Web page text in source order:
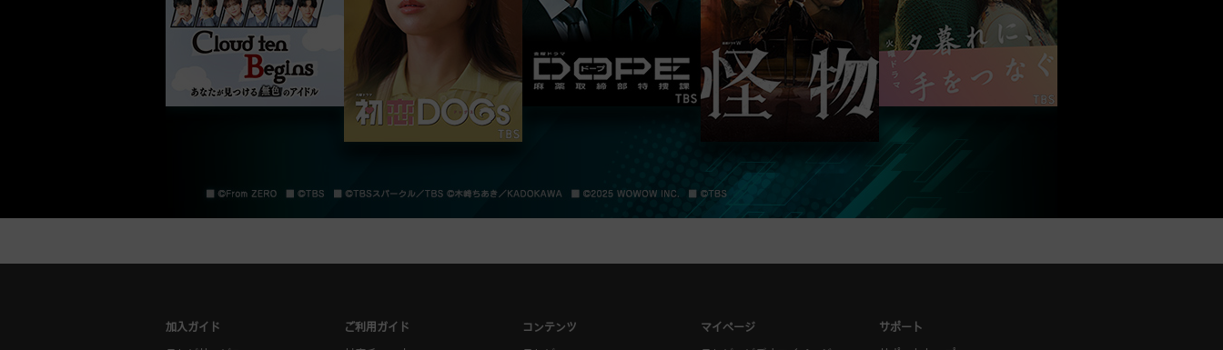
加入ガイド
ご利用ガイド
コンテンツ
マイページ
サポート